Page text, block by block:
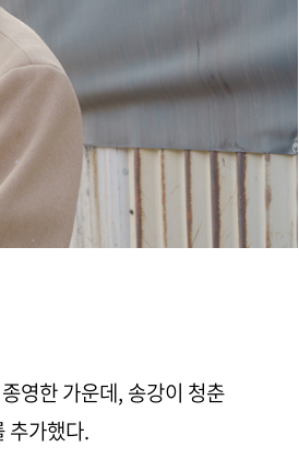
영한 가운데, 송강이 청춘
추가했다.